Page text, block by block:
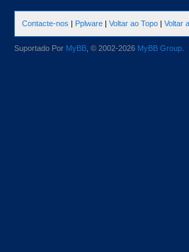
Contacte-nos | Pplware | Voltar ao Topo | Voltar
Suportado Por MyBB , © 2002-2026 MyBB Group